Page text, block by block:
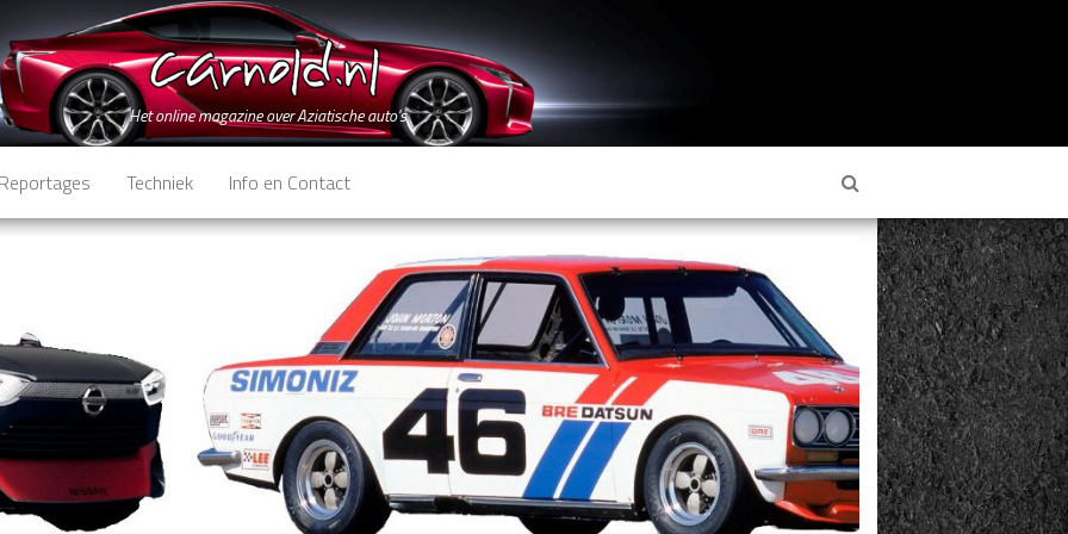
Het online magazine over Aziatische auto's
Reportages Techniek Info en Contact